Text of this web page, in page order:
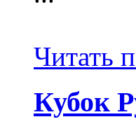
Читать
Кубок